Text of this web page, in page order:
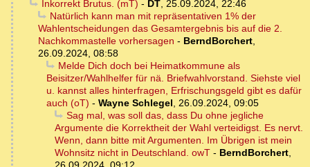
Inkorrekt Brutus. (mT) - DT, 25.09.2024, 22:46
Natürlich kann man mit repräsentativen 1% der
Wahlentscheidungen das Gesamtergebnis bis auf die 2.
Nachkommastelle vorhersagen - BerndBorchert,
26.09.2024, 08:58
Melde Dich doch bei Heimatkommune als
Beisitzer/Wahlhelfer für nä. Briefwahlvorstand. Siehste viel
u. kannst alles hinterfragen, Erfrischungsgeld gibt es dafür
auch (oT) - Wayne Schlegel, 26.09.2024, 09:05
Sag mal, was soll das, dass Du ohne jegliche
Argumente die Korrektheit der Wahl verteidigst. Es nervt.
Wenn, dann bitte mit Argumenten. Im Übrigen ist mein
Wohnsitz nicht in Deutschland. owT - BerndBorchert,